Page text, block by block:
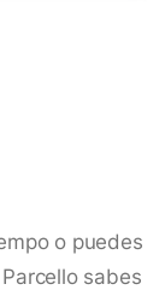
o puedes
sabes